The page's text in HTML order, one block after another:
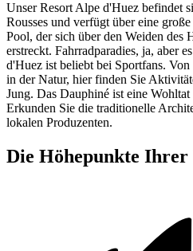
Unser Resort Alpe d'Huez befindet
Rousses und verfügt über eine
Pool, der sich über den Weiden des
erstreckt. Fahrradparadies, ja, aber
d'Huez ist beliebt bei Sportfans.
in der Natur, hier finden Sie
Jung. Das Dauphiné ist eine
Erkunden Sie die traditionelle
lokalen Produzenten.
Die Höhepunkte Ihrer